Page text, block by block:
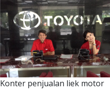
Konter penjualan liek motor